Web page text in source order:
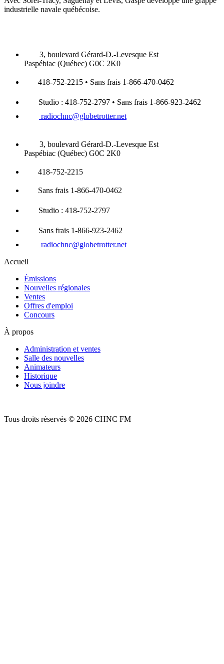
industrielle navale québécoise.
3, boulevard Gérard-D.-Levesque Est
Paspébiac (Québec) G0C 2K0
418-752-2215 • Sans frais 1-866-470-0462
Studio : 418-752-2797 • Sans frais 1-866-923-2462
radiochnc@globetrotter.net
3, boulevard Gérard-D.-Levesque Est
Paspébiac (Québec) G0C 2K0
418-752-2215
Sans frais 1-866-470-0462
Studio : 418-752-2797
Sans frais 1-866-923-2462
radiochnc@globetrotter.net
Accueil
Émissions
Nouvelles régionales
Ventes
Offres d'emploi
Concours
À propos
Administration et ventes
Salle des nouvelles
Animateurs
Historique
Nous joindre
Tous droits réservés © 2026 CHNC FM